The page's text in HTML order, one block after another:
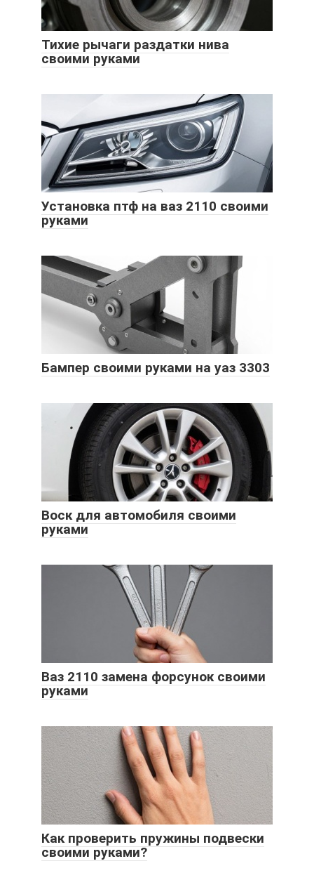
Тихие рычаги раздатки нива
своими руками
Установка птф на ваз 2110 своими
руками
Бампер своими руками на уаз 3303
Воск для автомобиля своими
руками
Ваз 2110 замена форсунок своими
руками
Как проверить пружины подвески
своими руками?